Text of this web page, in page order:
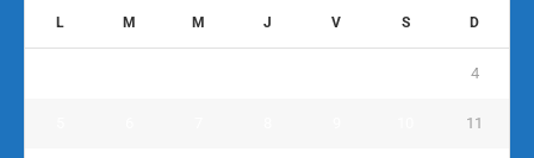
L M M J V S D
4
11